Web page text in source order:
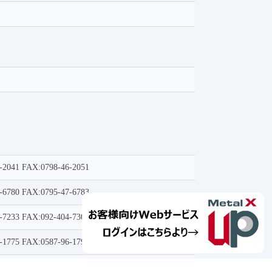
FAX:0798-46-2051
FAX:0795-47-6783
FAX:092-404-7303
FAX:0587-96-1795